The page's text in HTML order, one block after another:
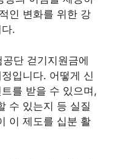
인 변화를 위한 강
.
단 걷기지원금에
입니다. 어떻게 신
를 받을 수 있으며,
수 있는지 등 실질
이 제도를 십분 활